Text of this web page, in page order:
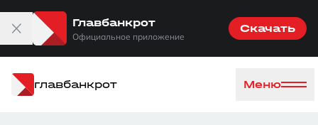
Главбанкрот
Официальное приложение
Скачать
главбанкрот Меню